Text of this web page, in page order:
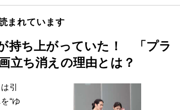
まれています
持ち上がっていた！ 「プラ
ち消えの理由とは？
引
“ゆ